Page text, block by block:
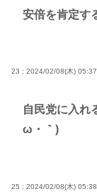
安倍を肯定す
23 : 2024/02/08(木)
自民党に入れ
ω・｀)
25 : 2024/02/08(木)